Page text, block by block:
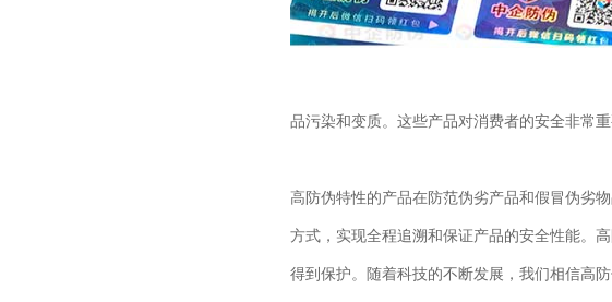
品污染和变质。这些产品对消费者的安全非常重
高防伪特性的产品在防范伪劣产品和假冒伪劣
方式，实现全程追溯和保证产品的安全性能。
得到保护。随着科技的不断发展，我们相信高